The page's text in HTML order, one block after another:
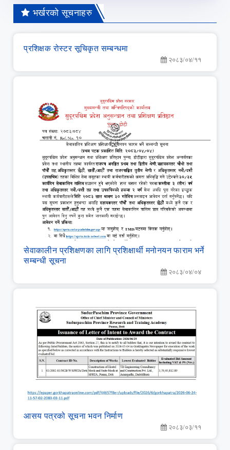
भर्खरको सूचनाहरु
प्रशिक्षक रोस्टर सूचिकृत सम्बन्धमा
२०८३/०४/११
सेवाकालीन प्रशिक्षणका लागि प्रशिक्षार्थी मनोनयन फाराम भर्ने
सम्बन्धी सूचना
२०८३/०४/०४
आसय पत्रको सूचना भवन निर्माण
२०८३/०३/११